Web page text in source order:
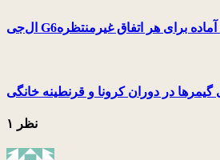
در دوران کرونا و قرنطینه خانگی
۱ نظر